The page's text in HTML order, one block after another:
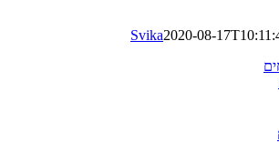
Svika2020-08-